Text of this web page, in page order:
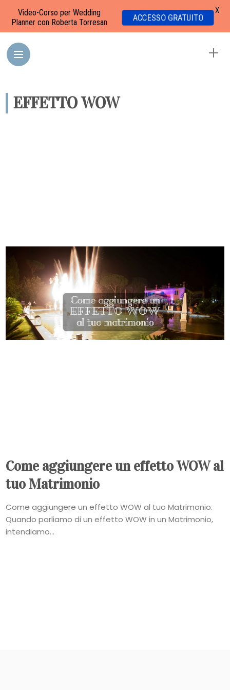
EFFETTO WOW
Come aggiungere un effetto WOW al
tuo Matrimonio
Come aggiungere un effetto WOW al tuo Matrimonio.
Quando parliamo di un effetto WOW in un Matrimonio,
intendiamo...
Video-Corso per Wedding
Planner con Roberta Torresan
ACCESSO GRATUITO
X